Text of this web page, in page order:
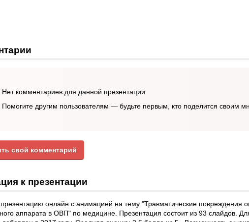
Нет комментариев для данной презентации
Помогите другим пользователям — будьте первым, кто поделится своим
свой комментарий
к презентации
онлайн с анимацией на тему "Травматические повреждения
аппарата в ОВП" по медицине. Презентация состоит из 93 слайдов.